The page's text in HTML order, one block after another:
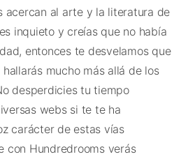
acercan al arte y la literatura de
inquieto y creías que no había
entonces te desvelamos que
mucho más allá de los
desperdicies tu tiempo
webs si te te ha
carácter de estas vías
con Hundredrooms verás